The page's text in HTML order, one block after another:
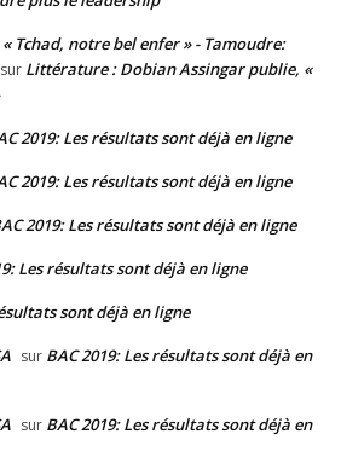
Tchad, notre bel enfer » - Tamoudre:
sur Littérature : Dobian Assingar publie, «
2019: Les résultats sont déjà en ligne
2019: Les résultats sont déjà en ligne
2019: Les résultats sont déjà en ligne
Les résultats sont déjà en ligne
sont déjà en ligne
sur BAC 2019: Les résultats sont déjà en
sur BAC 2019: Les résultats sont déjà en